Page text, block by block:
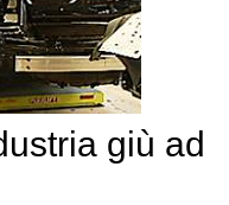
giù ad